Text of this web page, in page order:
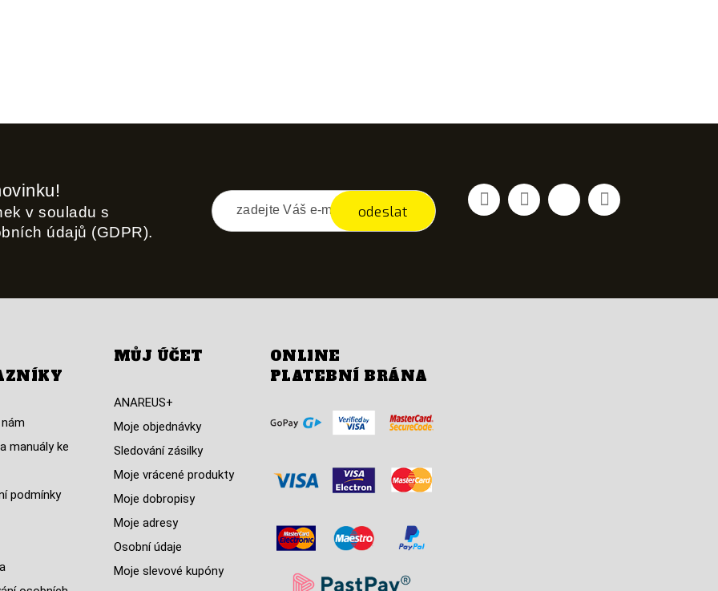
v souladu s
údajů (GDPR).
odeslat
FacebookYouTubeVimeo Instagram
manuály ke
podmínky
MŮJ ÚČET
ANAREUS+
Moje objednávky
Sledování zásilky
Moje vrácené produkty
Moje dobropisy
Moje adresy
Osobní údaje
Moje slevové kupóny
ONLINE
PLATEBNÍ BRÁNA